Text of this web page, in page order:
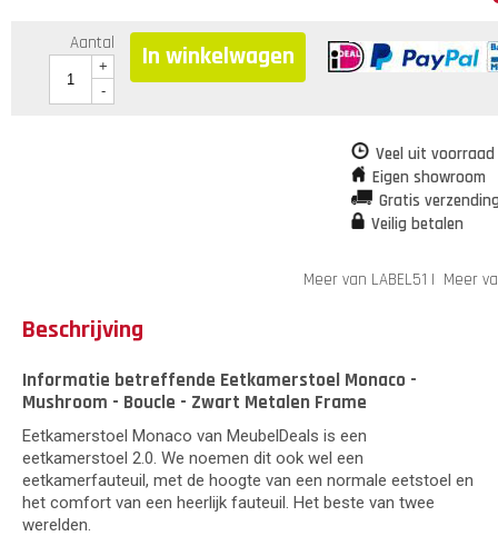
Aantal
+
-
In winkelwagen
Veel uit
Eigen showroom
Gratis
Veilig betalen
Meer van LABEL51 | Meer
Beschrijving
Informatie betreffende Eetkamerstoel Monaco -
Mushroom - Boucle - Zwart Metalen Frame
Eetkamerstoel Monaco van MeubelDeals is een
eetkamerstoel 2.0. We noemen dit ook wel een
eetkamerfauteuil, met de hoogte van een normale eetstoel en
het comfort van een heerlijk fauteuil. Het beste van twee
werelden.